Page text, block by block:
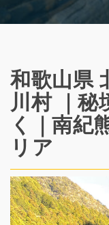
和歌山県
川村 ｜秘
く｜南紀
リア